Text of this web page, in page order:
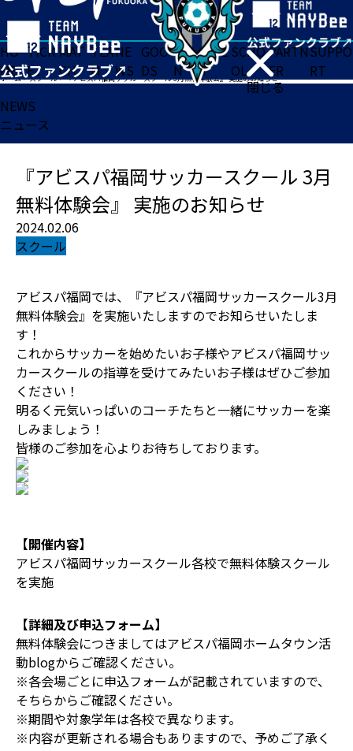
閉じる
HO
ME
TICK
ET
MAT
CH
TEA
M
NE
WS
GOO
DS
FA
N
ACADE
MY
SCHO
OL
PARTN
ER
SUPPO
RT
ホーム>スクール>『アビスパ福岡サッカースクール 3月無料体験会』 実施のお知らせ
NEWS
ニュース
『アビスパ福岡サッカースクール 3月
無料体験会』 実施のお知らせ
2024.02.06
スクール
アビスパ福岡では、『アビスパ福岡サッカースクール3月
無料体験会』を実施いたしますのでお知らせいたしま
す！
これからサッカーを始めたいお子様やアビスパ福岡サッ
カースクールの指導を受けてみたいお子様はぜひご参加
ください！
明るく元気いっぱいのコーチたちと一緒にサッカーを楽
しみましょう！
皆様のご参加を心よりお待ちしております。
【開催内容】
アビスパ福岡サッカースクール各校で無料体験スクール
を実施
【詳細及び申込フォーム】
無料体験会につきましてはアビスパ福岡ホームタウン活
動blogからご確認ください。
※各会場ごとに申込フォームが記載されていますので、
そちらからご確認ください。
※期間や対象学年は各校で異なります。
※内容が更新される場合もありますので、予めご了承く